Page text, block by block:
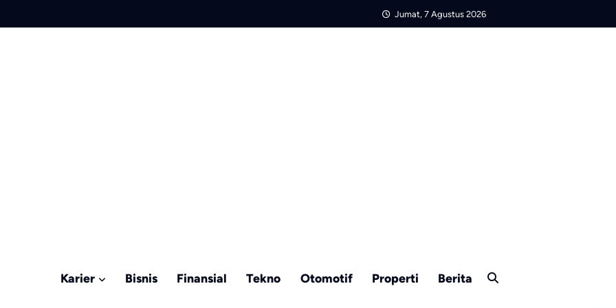
Jumat, 7 Agustus 2026
Karier Bisnis Finansial Tekno Otomotif Properti Berita